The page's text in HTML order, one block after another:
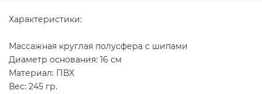
Характеристики:
Массажная круглая полусфера с шипами
Диаметр основания: 16 см
Материал: ПВХ
Вес: 245 гр.